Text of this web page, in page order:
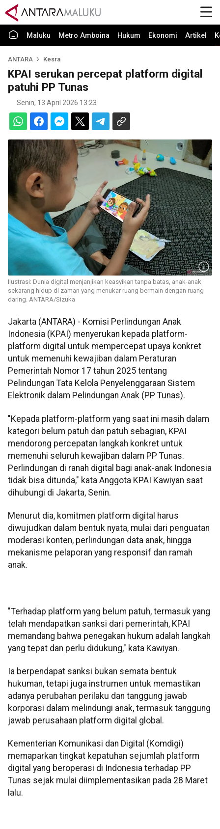
Maluku Metro Amboina Hukum Ekonomi Artikel
ANTARA Kesra
KPAI serukan percepat platform digital
patuhi PP Tunas
Senin, 13 April 2026 13:23
Ilustrasi: Dunia digital menjanjikan keasyikan tanpa batas, anak-anak
sekarang hidup di zaman yang menukar ruang bermain dengan ruang
daring. ANTARA/Sizuka
Jakarta (ANTARA) - Komisi Perlindungan Anak
Indonesia (KPAI) menyerukan kepada platform-
platform digital untuk mempercepat upaya konkret
untuk memenuhi kewajiban dalam Peraturan
Pemerintah Nomor 17 tahun 2025 tentang
Pelindungan Tata Kelola Penyelenggaraan Sistem
Elektronik dalam Pelindungan Anak (PP Tunas).
"Kepada platform-platform yang saat ini masih dalam
kategori belum patuh dan patuh sebagian, KPAI
mendorong percepatan langkah konkret untuk
memenuhi seluruh kewajiban dalam PP Tunas.
Perlindungan di ranah digital bagi anak-anak Indonesia
tidak bisa ditunda," kata Anggota KPAI Kawiyan saat
dihubungi di Jakarta, Senin.
Menurut dia, komitmen platform digital harus
diwujudkan dalam bentuk nyata, mulai dari penguatan
moderasi konten, perlindungan data anak, hingga
mekanisme pelaporan yang responsif dan ramah
anak.
"Terhadap platform yang belum patuh, termasuk yang
telah mendapatkan sanksi dari pemerintah, KPAI
memandang bahwa penegakan hukum adalah langkah
yang tepat dan perlu didukung," kata Kawiyan.
Ia berpendapat sanksi bukan semata bentuk
hukuman, tetapi juga instrumen untuk memastikan
adanya perubahan perilaku dan tanggung jawab
korporasi dalam melindungi anak, termasuk tanggung
jawab perusahaan platform digital global.
Kementerian Komunikasi dan Digital (Komdigi)
memaparkan tingkat kepatuhan sejumlah platform
digital yang beroperasi di Indonesia terhadap PP
Tunas sejak mulai diimplementasikan pada 28 Maret
lalu.